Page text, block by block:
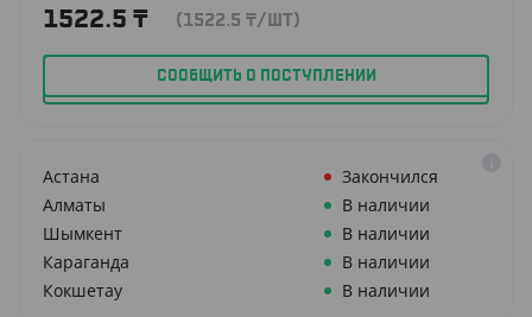
1522.5 ₸ (1522.5 ₸/ШТ)
СООБЩИТЬ О ПОСТУПЛЕНИИ
Астана
Закончился
Алматы
В наличии
Шымкент
В наличии
Караганда
В наличии
Кокшетау
В наличии